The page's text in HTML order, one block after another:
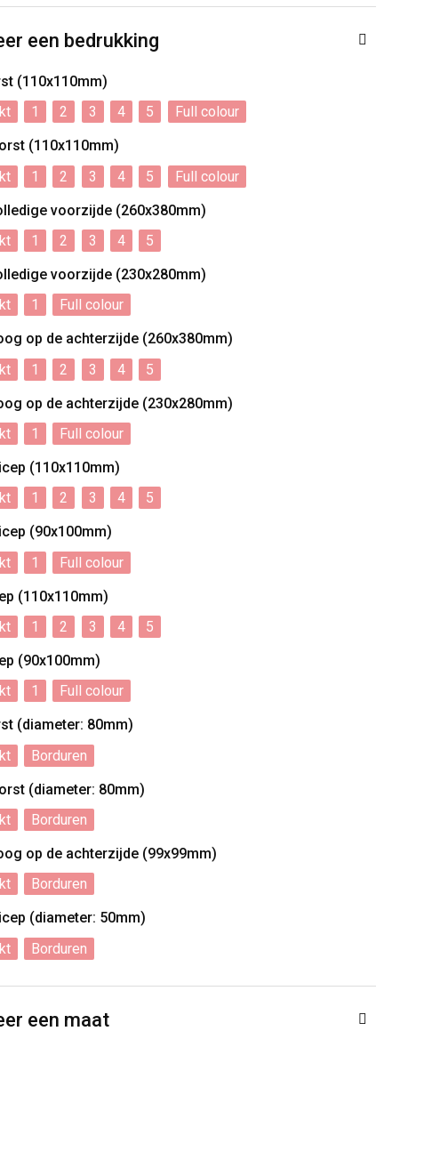
een bedrukking
(110x110mm)
1 2 3 4 5
Full colour
(110x110mm)
1 2 3 4 5
Full colour
voorzijde (260x380mm)
1 2 3 4
5
voorzijde (230x280mm)
1
Full colour
op de achterzijde (260x380mm)
1 2 3 4
5
op de achterzijde (230x280mm)
1
Full colour
(110x110mm)
1 2 3 4
5
(90x100mm)
1
Full colour
(110x110mm)
1 2 3 4
5
(90x100mm)
1
Full colour
(diameter: 80mm)
Borduren
(diameter: 80mm)
Borduren
op de achterzijde (99x99mm)
Borduren
(diameter: 50mm)
Borduren
een maat